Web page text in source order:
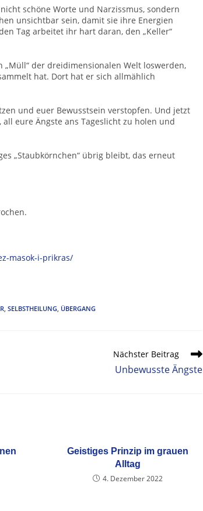
schöne Worte und Narzissmus, sondern
unsichtbar sein, damit sie ihre Energien
Tag arbeitet ihr hart daran, den „Keller“
der dreidimensionalen Welt loswerden,
hat. Dort hat er sich allmählich
und euer Bewusstsein verstopfen. Und jetzt
eure Ängste ans Tageslicht zu holen und
„Staubkörnchen“ übrig bleibt, das erneut
masok-i-prikras/
, SELBSTHEILUNG, ÜBERGANG
Nächster Beitrag
Unbewusste Ängste
Geistiges Prinzip im grauen
Alltag
4. Dezember 2022